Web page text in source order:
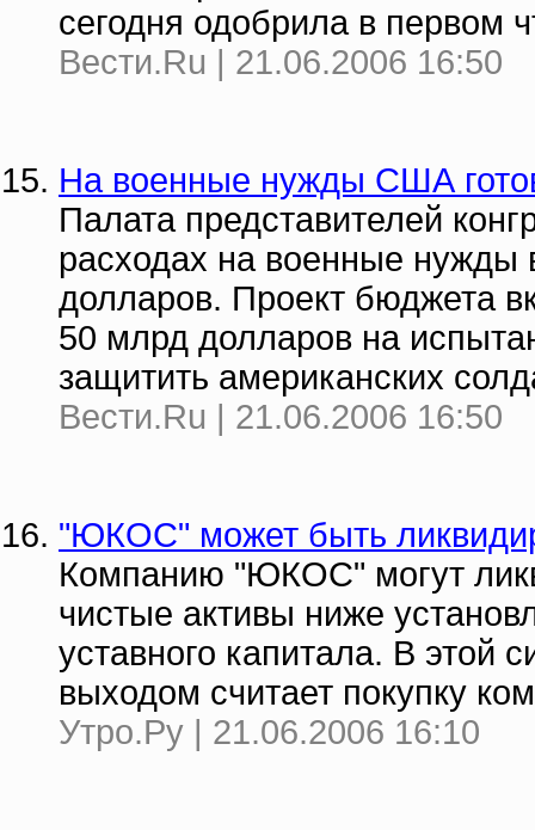
сегодня одобрила в первом
Вести.Ru | 21.06.2006 16:50
На военные нужды США
Палата представителей
расходах на военные нужды
долларов. Проект бюджета
50 млрд долларов на
защитить американских
Вести.Ru | 21.06.2006 16:50
"ЮКОС" может быть
Компанию "ЮКОС" могут
чистые активы ниже
уставного капитала. В этой
выходом считает покупку
Утро.Ру | 21.06.2006 16:10